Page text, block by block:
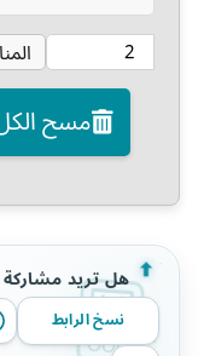
مسح
هل تريد
نسخ الرابط